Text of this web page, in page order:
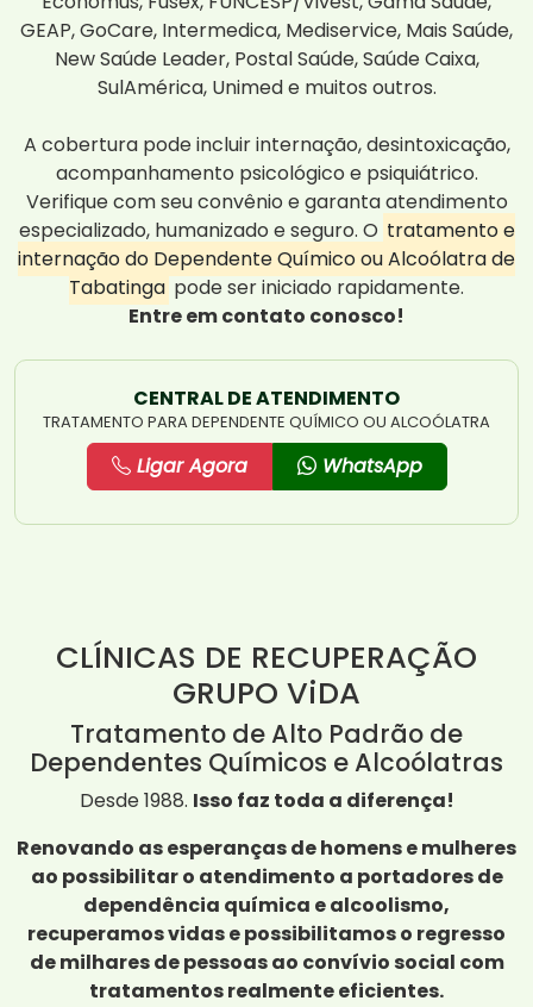
GEAP, GoCare, Intermedica, Mediservice, Mais Saúde,
New Saúde Leader, Postal Saúde, Saúde Caixa,
SulAmérica, Unimed e muitos outros.
A cobertura pode incluir internação, desintoxicação,
acompanhamento psicológico e psiquiátrico.
Verifique com seu convênio e garanta atendimento
especializado, humanizado e seguro. O tratamento e
internação do Dependente Químico ou Alcoólatra de
Tabatinga pode ser iniciado rapidamente.
Entre em contato conosco!
CENTRAL DE ATENDIMENTO
TRATAMENTO PARA DEPENDENTE QUÍMICO OU ALCOÓLATRA
Ligar Agora WhatsApp
CLÍNICAS DE RECUPERAÇÃO
GRUPO ViDA
Tratamento de Alto Padrão de
Dependentes Químicos e Alcoólatras
Desde 1988. Isso faz toda a diferença!
Renovando as esperanças de homens e mulheres
ao possibilitar o atendimento a portadores de
dependência química e alcoolismo,
recuperamos vidas e possibilitamos o regresso
de milhares de pessoas ao convívio social com
tratamentos realmente eficientes.